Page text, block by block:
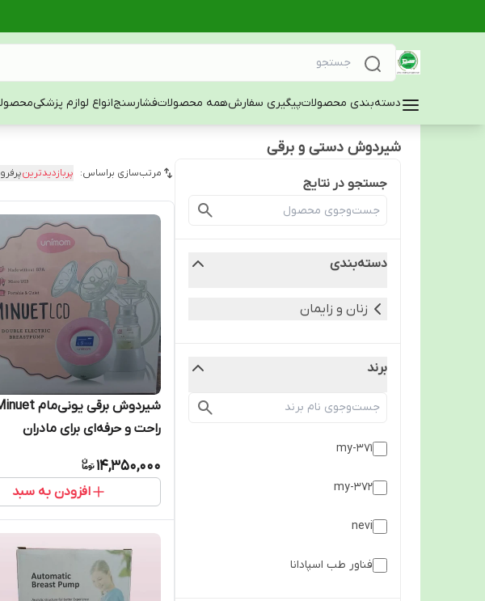
دسته‌بندی محصولاتپیگیری سفارشهمه محصولاتفشارسنجانواع لوازم پزشکی
شیردوش دستی و برقی
جستجو در نتایج
دسته‌بندی
زنان و زایمان
برند
my-371
my-372
nevi
فناور طب اسپادانا
مرتب‌سازی براساس: پربازدیدترین
راحت و حرفه‌ای برای مادران
14,350,000
افزودن به سبد